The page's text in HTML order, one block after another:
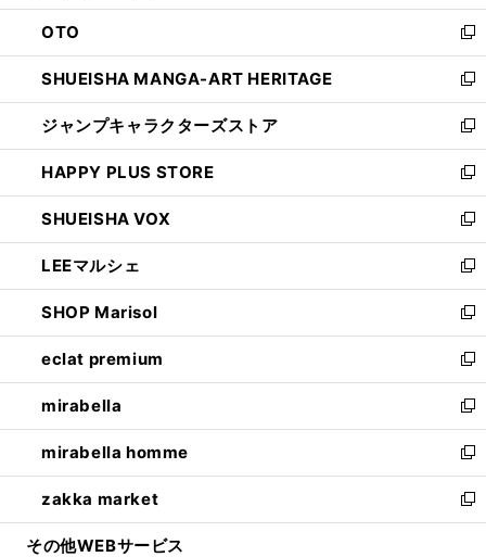
ウ
で
開
く
ン
ド
ウ
で
開
く
OTO
新
し
い
ウ
ィ
ン
ド
ウ
で
開
く
SHUEISHA MANGA-ART HERITAGE
新
し
い
ウ
ィ
ン
ド
ウ
で
開
く
ジャンプキャラクターズストア
新
し
い
ウ
ィ
ン
ド
ウ
で
開
く
HAPPY PLUS STORE
新
し
い
ウ
ィ
ン
ド
ウ
で
開
く
SHUEISHA VOX
新
し
い
ウ
ィ
ン
ド
ウ
で
開
く
LEEマルシェ
新
し
い
ウ
ィ
ン
ド
ウ
で
開
く
SHOP Marisol
新
し
い
ウ
ィ
ン
ド
ウ
で
開
eclat premium
新
し
い
ウ
ィ
ン
ド
ウ
mirabella
新
し
い
ウ
ィ
ン
mirabella homme
新
し
い
ウ
zakka market
新
し
その他WEBサービス